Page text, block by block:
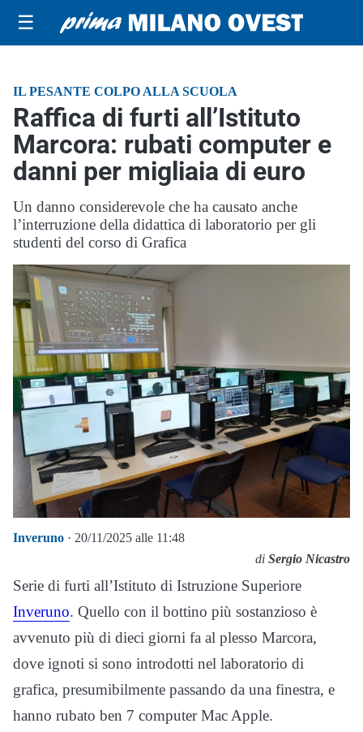
☰
IL PESANTE COLPO ALLA SCUOLA
Raffica di furti all’Istituto
Marcora: rubati computer e
danni per migliaia di euro
Un danno considerevole che ha causato anche
l’interruzione della didattica di laboratorio per gli
studenti del corso di Grafica
Inveruno · 20/11/2025 alle 11:48
di Sergio Nicastro
Serie di furti all’Istituto di Istruzione Superiore
Inveruno. Quello con il bottino più sostanzioso è
avvenuto più di dieci giorni fa al plesso Marcora,
dove ignoti si sono introdotti nel laboratorio di
grafica, presumibilmente passando da una finestra, e
hanno rubato ben 7 computer Mac Apple.